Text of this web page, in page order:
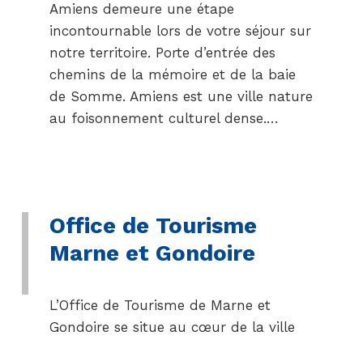
Amiens demeure une étape
incontournable lors de votre séjour sur
notre territoire. Porte d’entrée des
chemins de la mémoire et de la baie
de Somme. Amiens est une ville nature
au foisonnement culturel dense.…
Office de Tourisme
Marne et Gondoire
L’Office de Tourisme de Marne et
Gondoire se situe au cœur de la ville